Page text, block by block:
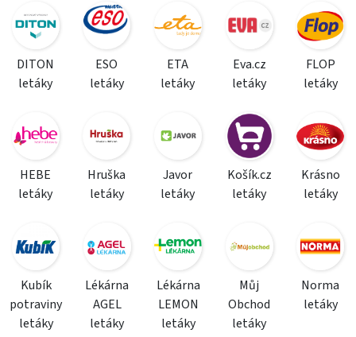
DITON
letáky
ESO
letáky
ETA
letáky
Eva.cz
letáky
FLOP
letáky
HEBE
letáky
Hruška
letáky
Javor
letáky
Košík.cz
letáky
Krásno
letáky
Kubík
potraviny
letáky
Lékárna
AGEL
letáky
Lékárna
LEMON
letáky
Můj
Obchod
letáky
Norma
letáky